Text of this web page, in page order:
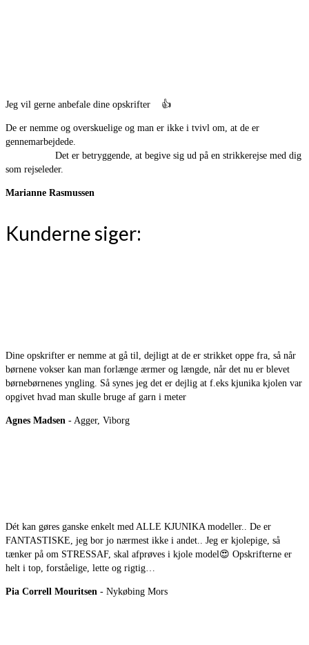
Jeg vil gerne anbefale dine opskrifter 👍
De er nemme og overskuelige og man er ikke i tvivl om, at de er
gennemarbejdede.
Det er betryggende, at begive sig ud på en strikkerejse med dig
som rejseleder.
Marianne Rasmussen
Kunderne siger:
Dine opskrifter er nemme at gå til, dejligt at de er strikket oppe fra, så når
børnene vokser kan man forlænge ærmer og længde, når det nu er blevet
børnebørnenes yngling. Så synes jeg det er dejlig at f.eks kjunika kjolen var
opgivet hvad man skulle bruge af garn i meter
Agnes Madsen - Agger, Viborg
Dét kan gøres ganske enkelt med ALLE KJUNIKA modeller.. De er
FANTASTISKE, jeg bor jo nærmest ikke i andet.. Jeg er kjolepige, så
tænker på om STRESSAF, skal afprøves i kjole model😍 Opskrifterne er
helt i top, forståelige, lette og rigtig…
Pia Correll Mouritsen - Nykøbing Mors